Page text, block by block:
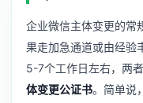
企业微信主体变更的常
果走加急通道或由经验
5-7个工作日左右，两
体变更公证书。简单说